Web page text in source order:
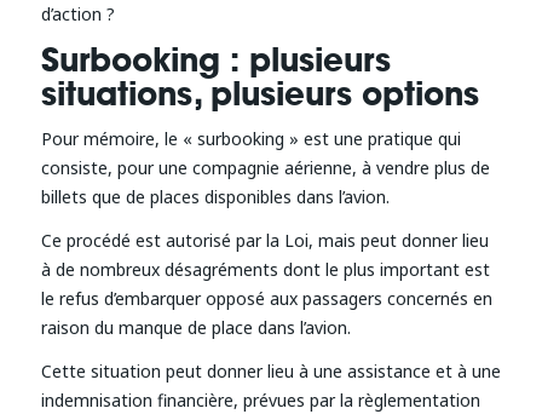
d’action ?
Surbooking : plusieurs
situations, plusieurs options
Pour mémoire, le « surbooking » est une pratique qui
consiste, pour une compagnie aérienne, à vendre plus de
billets que de places disponibles dans l’avion.
Ce procédé est autorisé par la Loi, mais peut donner lieu
à de nombreux désagréments dont le plus important est
le refus d’embarquer opposé aux passagers concernés en
raison du manque de place dans l’avion.
Cette situation peut donner lieu à une assistance et à une
indemnisation financière, prévues par la règlementation